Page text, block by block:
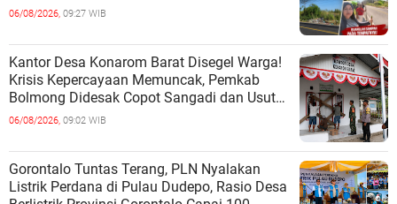
06/08/2026, 09:27 WIB
Kantor Desa Konarom Barat Disegel Warga!
Krisis Kepercayaan Memuncak, Pemkab
Bolmong Didesak Copot Sangadi dan Usut
Dugaan Penyalahgunaan Wewenang
06/08/2026, 09:02 WIB
Gorontalo Tuntas Terang, PLN Nyalakan
Listrik Perdana di Pulau Dudepo, Rasio Desa